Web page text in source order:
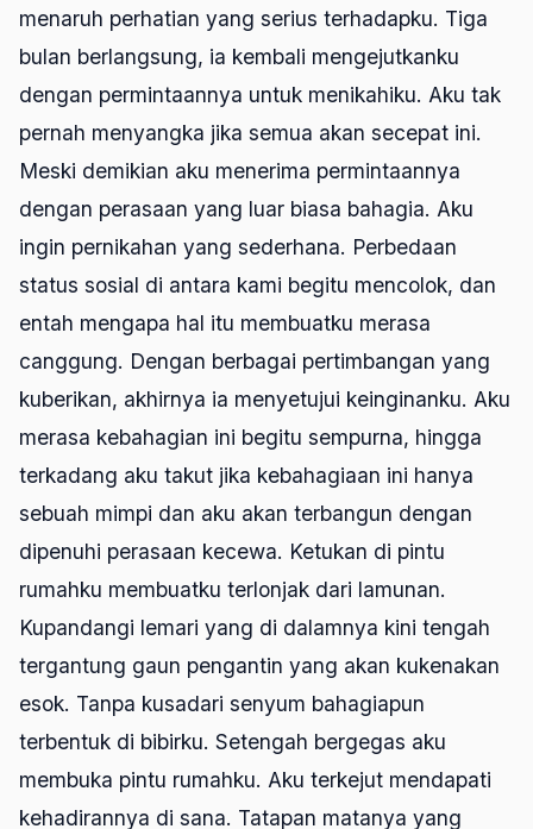
menaruh perhatian yang serius terhadapku. Tiga
bulan berlangsung, ia kembali mengejutkanku
dengan permintaannya untuk menikahiku. Aku tak
pernah menyangka jika semua akan secepat ini.
Meski demikian aku menerima permintaannya
dengan perasaan yang luar biasa bahagia. Aku
ingin pernikahan yang sederhana. Perbedaan
status sosial di antara kami begitu mencolok, dan
entah mengapa hal itu membuatku merasa
canggung. Dengan berbagai pertimbangan yang
kuberikan, akhirnya ia menyetujui keinginanku. Aku
merasa kebahagian ini begitu sempurna, hingga
terkadang aku takut jika kebahagiaan ini hanya
sebuah mimpi dan aku akan terbangun dengan
dipenuhi perasaan kecewa. Ketukan di pintu
rumahku membuatku terlonjak dari lamunan.
Kupandangi lemari yang di dalamnya kini tengah
tergantung gaun pengantin yang akan kukenakan
esok. Tanpa kusadari senyum bahagiapun
terbentuk di bibirku. Setengah bergegas aku
membuka pintu rumahku. Aku terkejut mendapati
kehadirannya di sana. Tatapan matanya yang